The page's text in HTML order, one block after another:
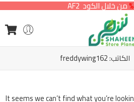
من خلال الكود AF2
الكاتب: freddywing162
It seems we can’t find what you’re